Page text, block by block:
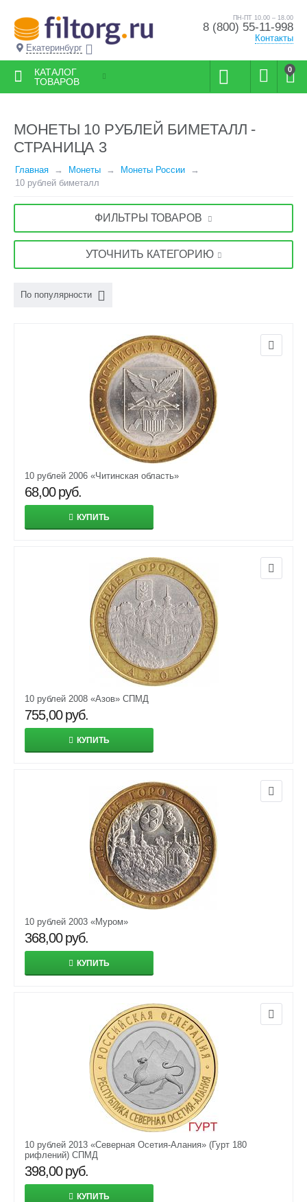
Екатеринбург
ПН-ПТ 10.00 – 18.00
8 (800) 55-11-998
Контакты
0
КАТАЛОГ
ТОВАРОВ
МОНЕТЫ 10 РУБЛЕЙ БИМЕТАЛЛ -
СТРАНИЦА 3
Главная Монеты
Монеты России
10 рублей биметалл
ФИЛЬТРЫ ТОВАРОВ
УТОЧНИТЬ КАТЕГОРИЮ
По популярности
10 рублей 2006 «Читинская область»
68,00 руб.
КУПИТЬ
10 рублей 2008 «Азов» СПМД
755,00 руб.
КУПИТЬ
10 рублей 2003 «Муром»
368,00 руб.
КУПИТЬ
10 рублей 2013 «Северная Осетия-Алания» (Гурт 180
рифлений) СПМД
398,00 руб.
КУПИТЬ